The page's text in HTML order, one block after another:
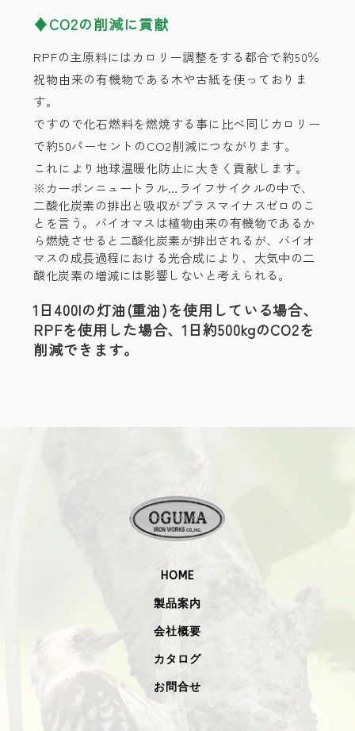
CO2の削減に貢献
RPFの主原料にはカロリー調整をする都合で約50％
祝物由来の有機物である木や古紙を使っておりま
す。
ですので化石燃料を燃焼する事に比べ同じカロリー
で約50パーセントのCO2削減につながります。
これにより地球温暖化防止に大きく貢献します。
※カーボンニュートラル…ライフサイクルの中で、
二酸化炭素の排出と吸収がプラスマイナスゼロのこ
とを言う。バイオマスは植物由来の有機物であるか
ら燃焼させると二酸化炭素が排出されるが、バイオ
マスの成長過程における光合成により、大気中の二
酸化炭素の増減には影響しないと考えられる。
1日400lの灯油(重油)を使用している場合、
RPFを使用した場合、1日約500kgのCO2を
削減できます。
HOME
製品案内
会社概要
カタログ
お問合せ